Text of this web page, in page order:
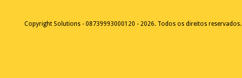
Copyright Solutions - 08739993000120 - 2026. Todos os direitos reservados.